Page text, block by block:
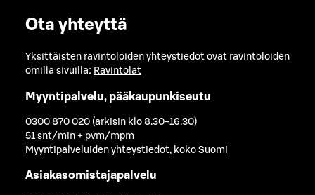
Ota yhteyttä
Yksittäisten ravintoloiden yhteystiedot ovat ravintoloiden
omilla sivuilla: Ravintolat
Myyntipalvelu, pääkaupunkiseutu
0300 870 020 (arkisin klo 8.30-16.30)
51 snt/min + pvm/mpm
Myyntipalveluiden yhteystiedot, koko Suomi
Asiakasomistajapalvelu